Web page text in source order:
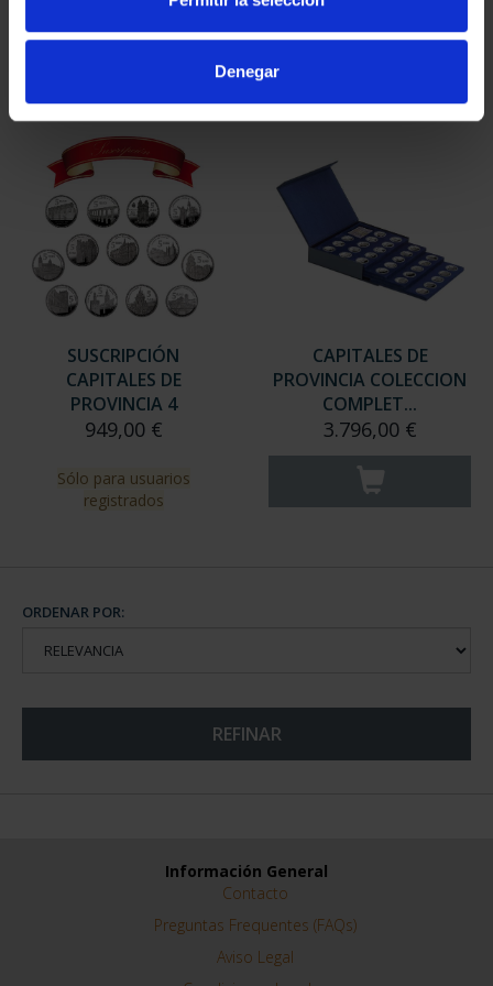
Denegar
SUSCRIPCIÓN
CAPITALES DE
PROVINCIA 4
949,00 €
Sólo para usuarios
registrados
CAPITALES DE
PROVINCIA COLECCION
COMPLET...
3.796,00 €
ORDENAR POR:
REFINAR
Información General
Contacto
Preguntas Frequentes (FAQs)
Aviso Legal